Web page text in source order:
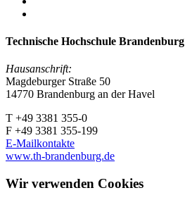
Technische Hochschule Brandenburg
Hausanschrift:
Magdeburger Straße 50
14770 Brandenburg an der Havel
T +49 3381 355-0
F +49 3381 355-199
E-Mailkontakte
www.th-brandenburg.de
Wir verwenden Cookies